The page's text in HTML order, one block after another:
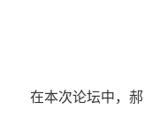
在本次论坛中，